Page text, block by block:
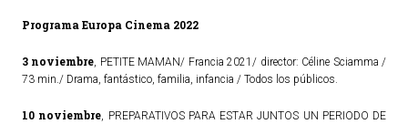
Programa Europa Cinema 2022
3 noviembre, PETITE MAMAN/ Francia 2021/ director: Céline Sciamma /
73 min./ Drama, fantástico, familia, infancia / Todos los públicos.
10 noviembre, PREPARATIVOS PARA ESTAR JUNTOS UN PERIODO DE